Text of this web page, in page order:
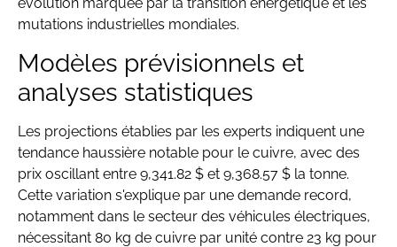
mutations industrielles mondiales.
Modèles prévisionnels et
analyses statistiques
Les projections établies par les experts indiquent une
tendance haussière notable pour le cuivre, avec des
prix oscillant entre 9,341.82 $ et 9,368.57 $ la tonne.
Cette variation s'explique par une demande record,
notamment dans le secteur des véhicules électriques,
nécessitant 80 kg de cuivre par unité contre 23 kg pour